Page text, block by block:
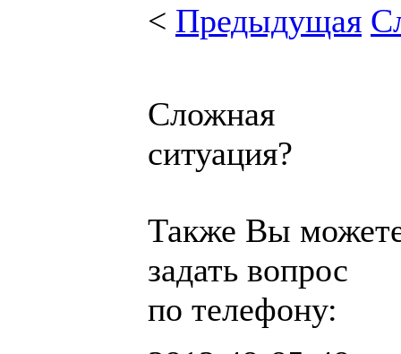
< Предыдущая
Сложная
ситуация?
Также Вы
задать вопрос
по телефону: